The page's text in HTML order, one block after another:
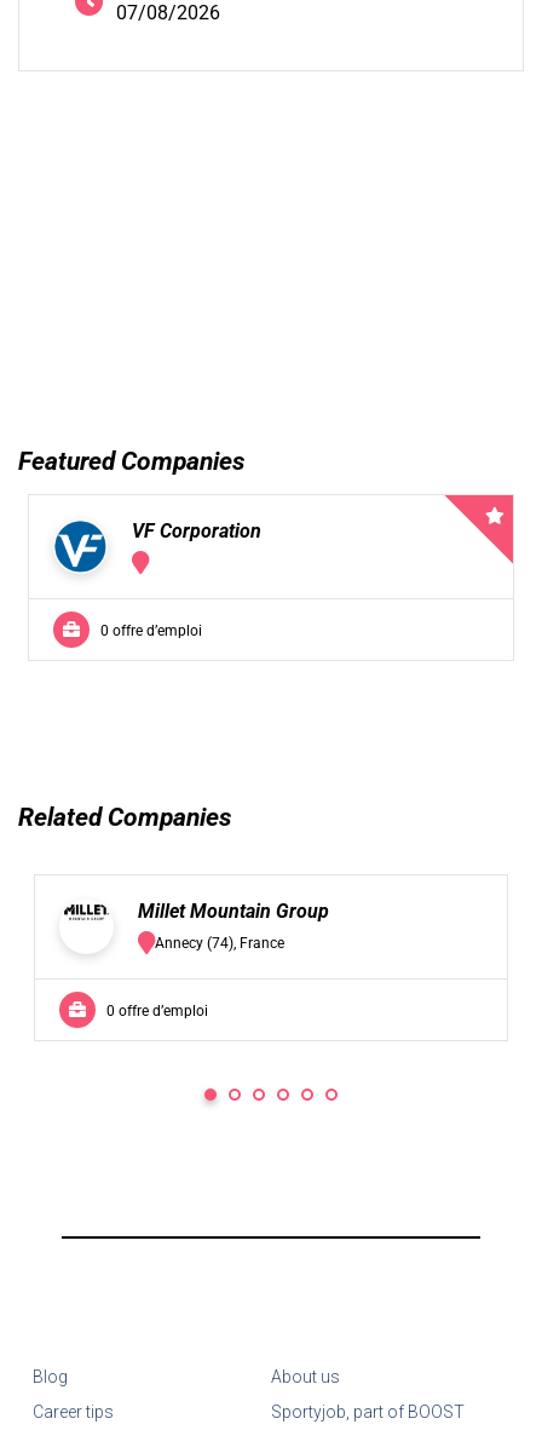
07/08/2026
Featured Companies
VF Corporation
0 offre d’emploi
Related Companies
Millet Mountain Group
Annecy (74), France
0 offre d’emploi
Blog
Career tips
About us
Sportyjob, part of BOOST